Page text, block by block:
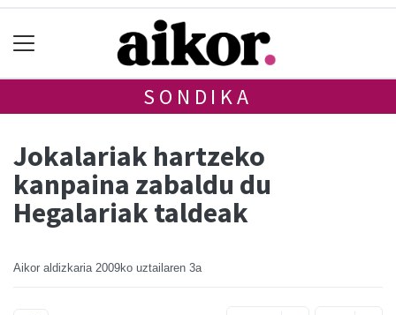
SONDIKA
Jokalariak hartzeko
kanpaina zabaldu du
Hegalariak taldeak
Aikor aldizkaria 2009ko uztailaren 3a